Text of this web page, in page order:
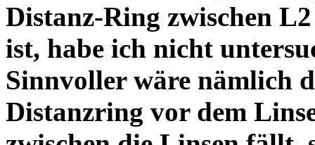
Distanz-Ring zwischen
ist, habe ich nicht
Sinnvoller wäre nämlich
Distanzring vor dem